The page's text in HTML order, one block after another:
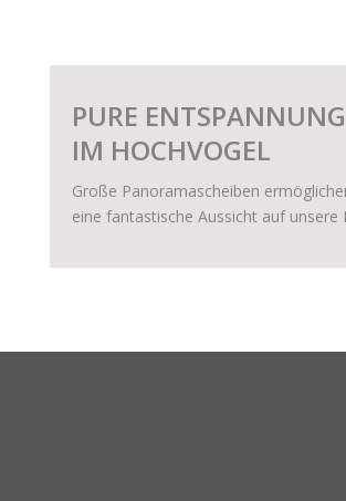
PURE ENTSPANNUNG
IM HOCHVOGEL
Große Panoramascheiben
eine fantastische Aussicht auf unsere